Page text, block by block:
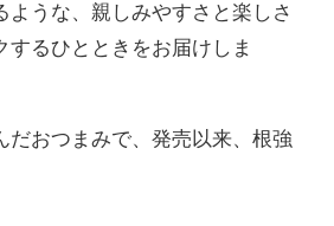
うな、親しみやすさと楽しさ
るひとときをお届けしま
おつまみで、発売以来、根強